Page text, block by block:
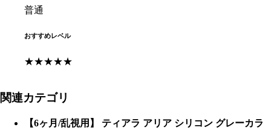
普通
おすすめレベル
★★★★★
関連カテゴリ
【6ヶ月/乱視用】 ティアラ アリア シリコン グレーカラ